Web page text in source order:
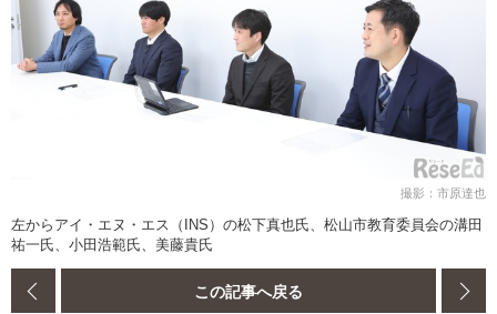
撮影：市原達也
左からアイ・エヌ・エス（INS）の松下真也氏、松山市教育委員会の溝田
祐一氏、小田浩範氏、美藤貴氏
この記事へ戻る